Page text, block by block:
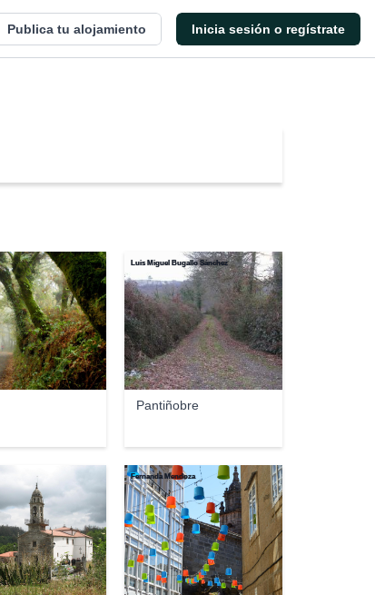
Publica tu alojamiento Inicia sesión o regístrate
Pantiñobre
Luis Miguel Bugallo Sánchez
Fernanda Mendoza